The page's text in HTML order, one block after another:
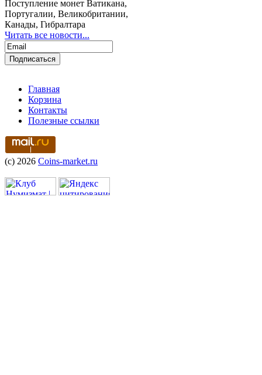
Поступление монет Ватикана,
Португалии, Великобритании,
Канады, Гибралтара
Читать все новости...
Главная
Корзина
Контакты
Полезные ссылки
(c) 2026 Coins-market.ru